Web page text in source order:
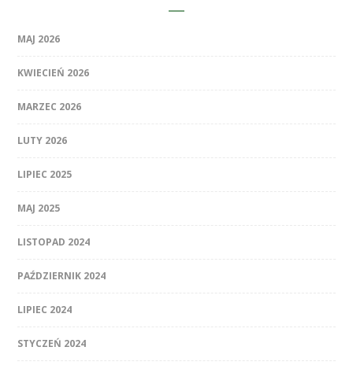
MAJ 2026
KWIECIEŃ 2026
MARZEC 2026
LUTY 2026
LIPIEC 2025
MAJ 2025
LISTOPAD 2024
PAŹDZIERNIK 2024
LIPIEC 2024
STYCZEŃ 2024